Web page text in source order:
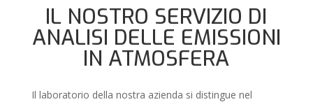
IL NOSTRO SERVIZIO DI
ANALISI DELLE EMISSIONI
IN ATMOSFERA
Il laboratorio della nostra azienda si distingue nel